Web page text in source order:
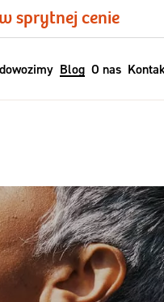
sprytnej cenie
Blog O nas